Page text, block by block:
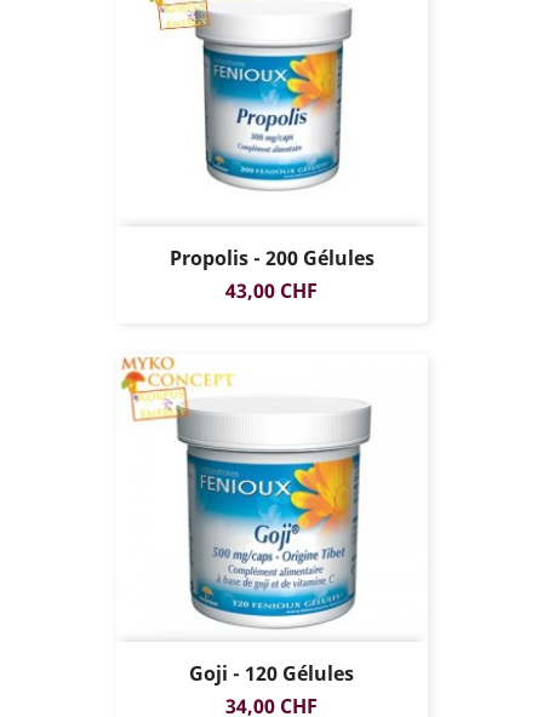
Propolis - 200 Gélules
Prix
43,00 CHF
Goji - 120 Gélules
Prix
34,00 CHF